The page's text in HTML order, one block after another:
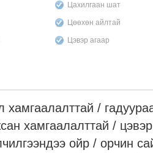
Цахилгаан шат
Цөөхөн айлтай
Цэвэр агаар
хамгаалалттай /
хамгаалалттай /
ойр / орчин